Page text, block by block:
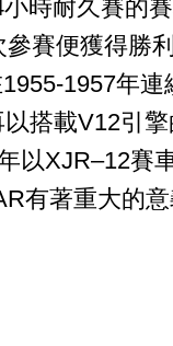
時耐久賽的
賽便獲得勝
1957年
搭載V12引
以XJR–12賽
有著重大的